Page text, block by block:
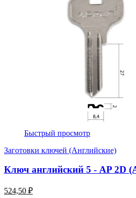
Быстрый просмотр
Заготовки ключей (Английские)
Ключ английский 5 - AP 2D
524,50 ₽